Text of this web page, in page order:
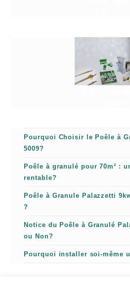
Pourquoi Choisir le Poêle à
5009?
Poêle à granulé pour 70m² :
rentable?
Poêle à Granule Palazzetti
?
Notice du Poêle à Granulé
ou Non?
Pourquoi installer soi-même